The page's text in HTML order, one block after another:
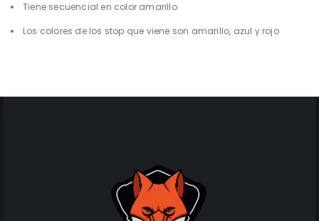
Tiene secuencial en color amarillo
Los colores de los stop que viene son amarillo, azul y rojo